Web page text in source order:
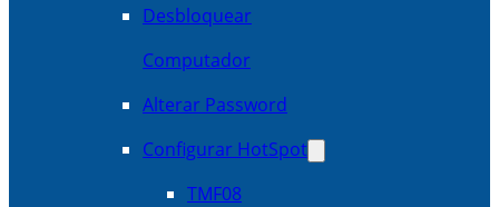
Desbloquear
Computador
Alterar Password
Configurar HotSpot
TMF08